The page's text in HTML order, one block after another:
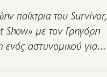
παίκτρια του Survivor,
Show» με τον Γρηγόρη
ενός αστυνομικού για…